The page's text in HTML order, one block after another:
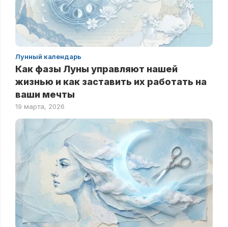
Лунный календарь
Как фазы Луны управляют нашей
жизнью и как заставить их работать на
ваши мечты
19 марта, 2026